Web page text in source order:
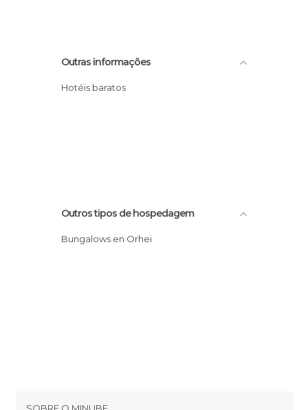
Outras informações
Hotéis baratos
Outros tipos de hospedagem
Bungalows en Orhei